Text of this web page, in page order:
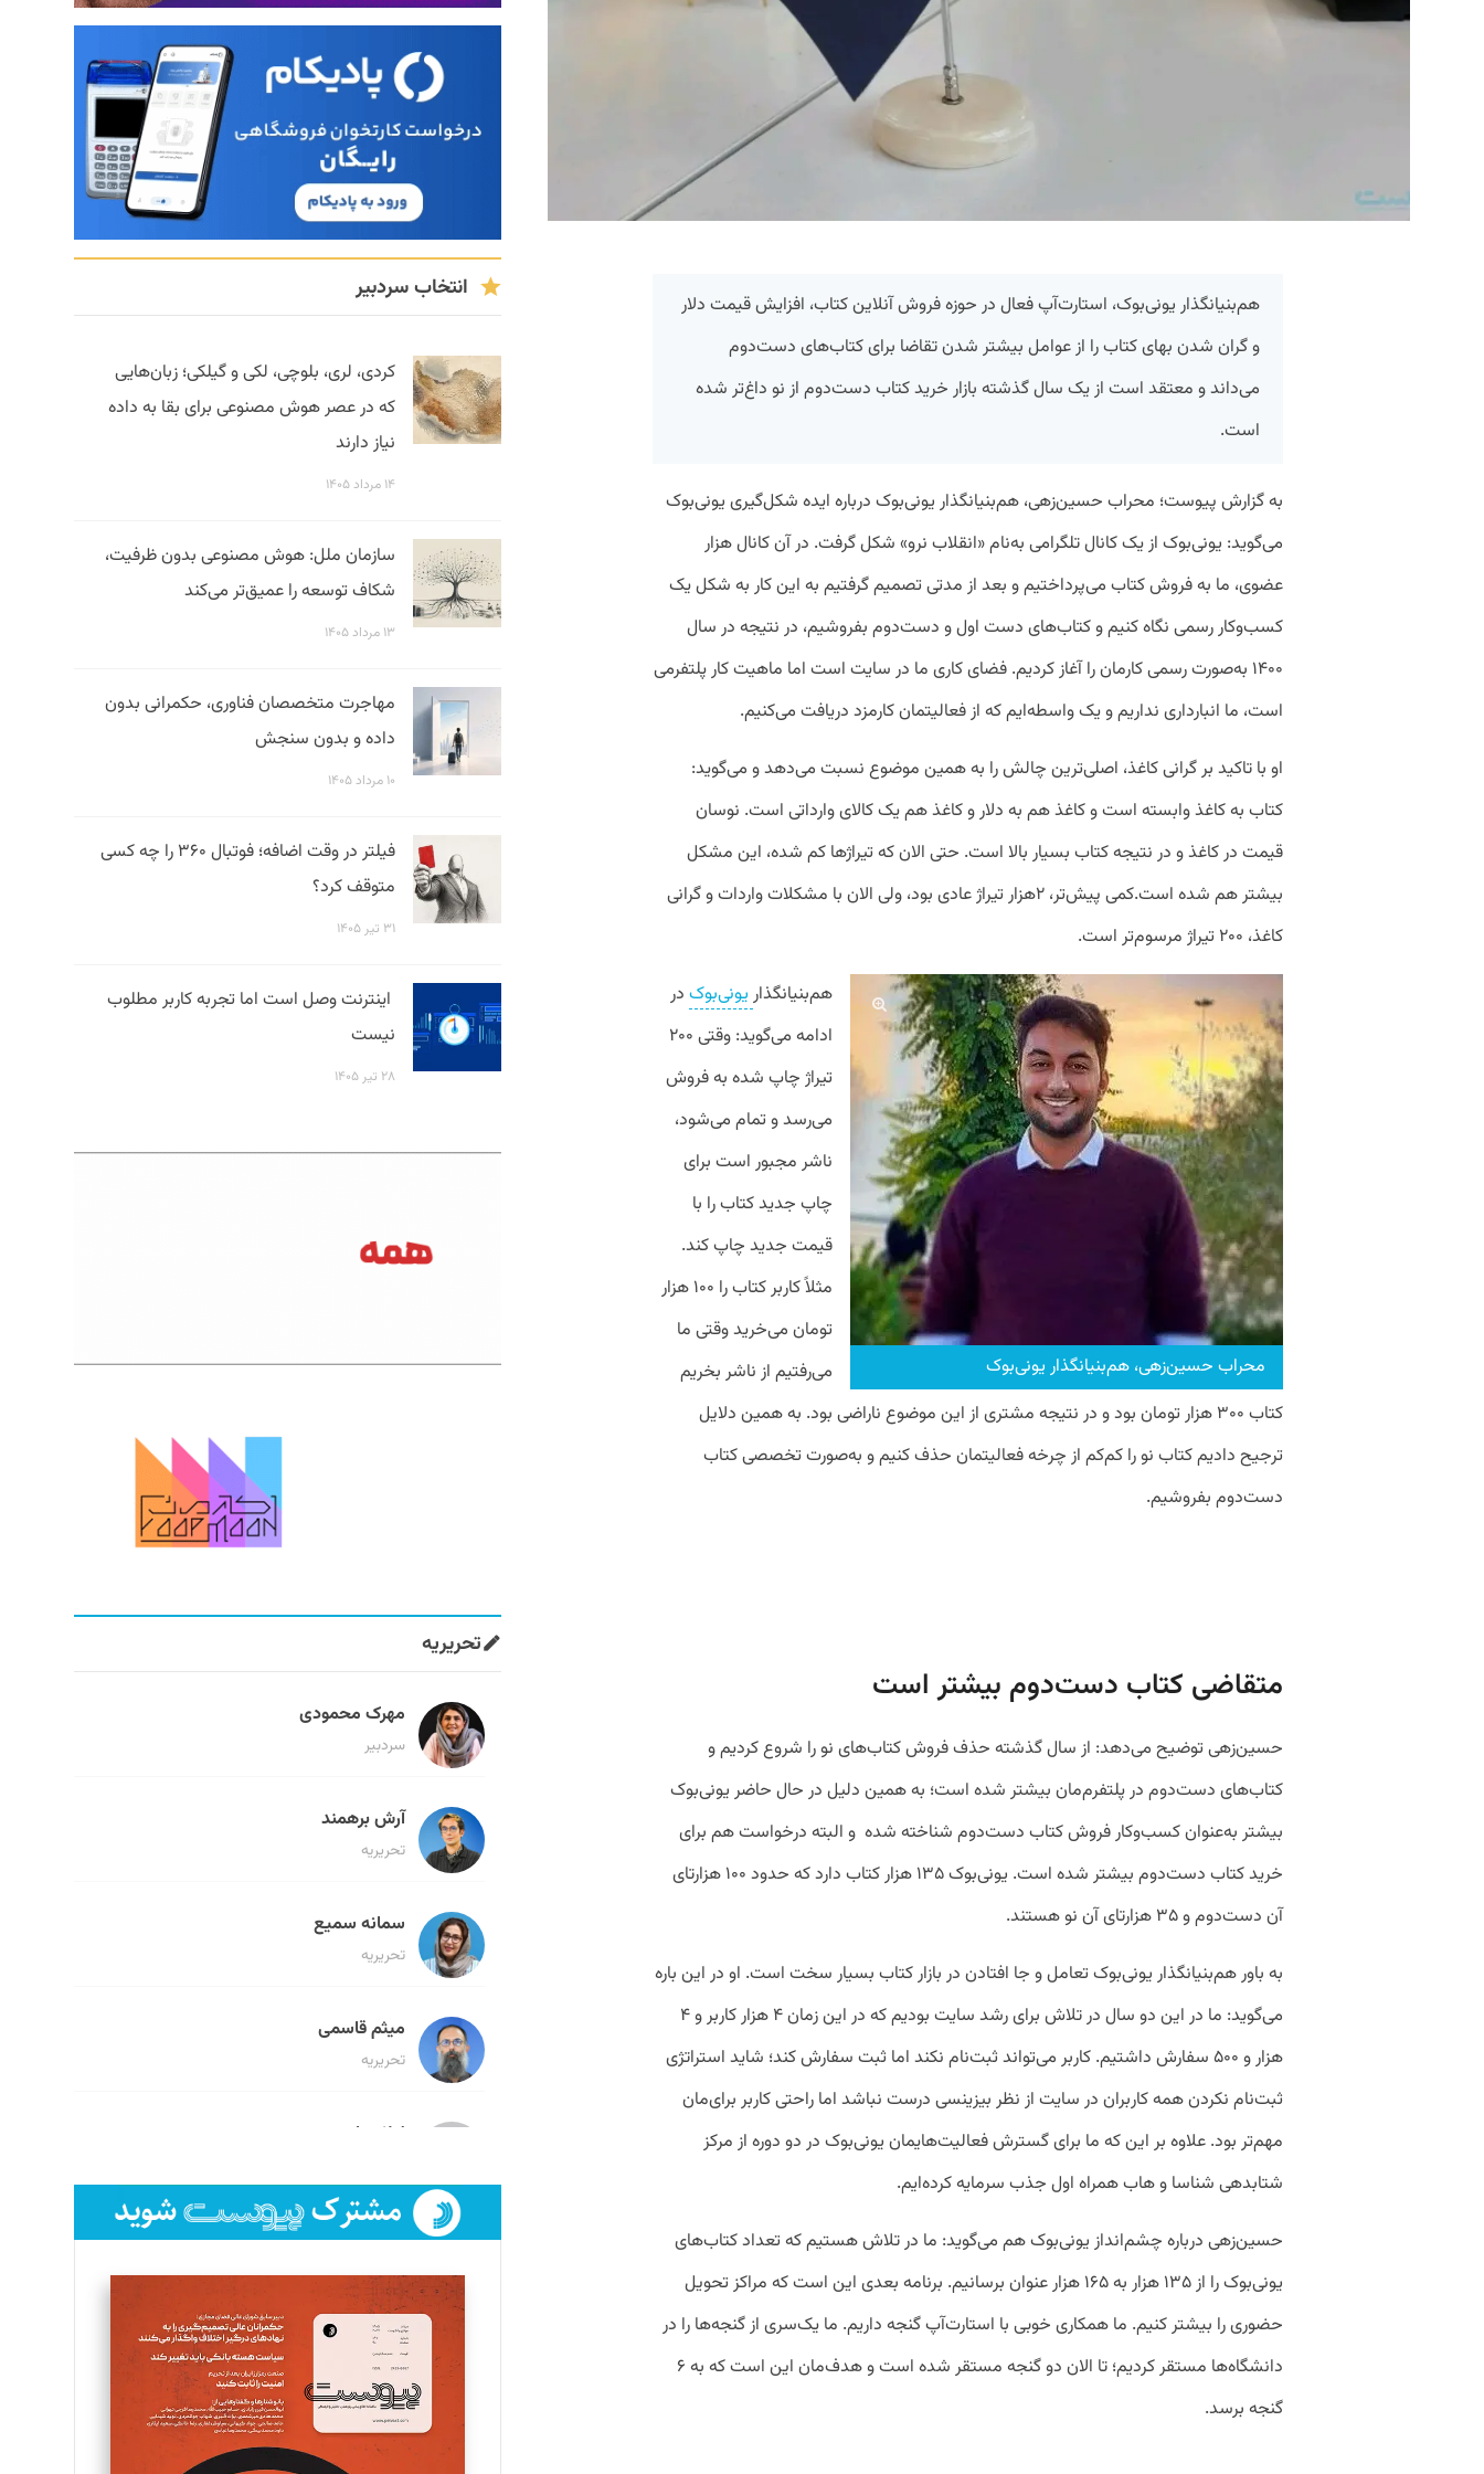
هم‌بنیانگذار یونی‌بوک، استارت‌آپ فعال در حوزه فروش آنلاین کتاب، افزایش قیمت دلار
و گران شدن بهای کتاب را از عوامل بیشتر شدن تقاضا برای کتاب‌های دست‌دوم
می‌داند و معتقد است از یک سال گذشته بازار خرید کتاب دست‌دوم از نو داغ‌تر شده
است.
به گزارش پیوست؛ محراب حسین‌زهی، هم‌بنیانگذار یونی‌بوک درباره ایده شکل‌گیری یونی‌بوک
می‌گوید: یونی‌بوک از یک کانال تلگرامی به‌نام «انقلاب نرو» شکل گرفت. در آن کانال هزار
عضوی، ما به فروش کتاب‌ می‌پرداختیم و بعد از مدتی تصمیم گرفتیم به این کار به شکل یک
کسب‌و‌کار رسمی نگاه کنیم و کتاب‌های دست اول و دست‌دوم بفروشیم، در نتیجه در سال
۱۴۰۰ به‌صورت رسمی کارمان را آغاز کردیم. فضای کاری ما در سایت است اما ماهیت کار پلتفرمی
است، ما انبارداری نداریم و یک واسطه‌ایم که از فعالیتمان کارمزد دریافت می‌کنیم.
او با تاکید بر گرانی کاغذ، اصلی‌ترین چالش را به همین موضوع نسبت می‌دهد و می‌گوید:
کتاب به کاغذ وابسته است و کاغذ هم به دلار و کاغذ هم یک کالای وارداتی است. نوسان
قیمت در کاغذ و در نتیجه کتاب بسیار بالا است. حتی الان که تیراژها کم شده‌، این مشکل
بیشتر هم شده است.کمی پیش‌تر، ۲هزار تیراژ عادی بود، ولی الان با مشکلات واردات و گرانی
کاغذ، ۲۰۰ تیراژ مرسوم‌تر است.
محراب حسین‌زهی، هم‌بنیانگذار یونی‌بوک
هم‌بنیانگذار یونی‌بوک در
ادامه می‌گوید: وقتی ۲۰۰
تیراژ چاپ شده به فروش
می‌رسد و تمام می‌شود،
ناشر مجبور است برای
چاپ جدید کتاب را با
قیمت جدید چاپ کند.
مثلاً کاربر کتاب را ۱۰۰ هزار
تومان می‌خرید وقتی ما
می‌رفتیم از ناشر بخریم
کتاب ۳۰۰ هزار تومان بود و در نتیجه مشتری از این موضوع ناراضی بود. به همین دلایل
ترجیح دادیم کتاب نو را کم‌‌کم از چرخه فعالیتمان حذف کنیم و به‌صورت تخصصی کتاب
دست‌دوم بفروشیم.
متقاضی کتاب دست‌دوم بیشتر است
حسین‌زهی توضیح می‌دهد: از سال گذشته حذف فروش کتاب‌های نو را شروع کردیم و
کتاب‌های دست‌دوم در پلتفرم‌مان بیشتر شده است؛ به همین دلیل در حال حاضر یونی‌بوک
بیشتر به‌عنوان کسب‌و‌کار فروش کتاب دست‌دوم شناخته شده و البته درخواست هم برای
خرید کتاب دست‌دوم بیشتر شده است. یونی‌بوک ۱۳۵ هزار کتاب دارد که حدود ۱۰۰ هزارتای
آن دست‌دوم و ۳۵ هزارتای آن نو هستند.
به باور هم‌بنیانگذار یونی‌بوک تعامل و جا افتادن در بازار کتاب بسیار سخت است. او در این باره
می‌گوید: ما در این دو سال در تلاش برای رشد سایت بودیم که در این زمان ۴ هزار کاربر و ۴
هزار و ۵۰۰ سفارش داشتیم. کاربر می‌تواند ثبت‌نام نکند اما ثبت سفارش کند؛ شاید استراتژی
ثبت‌نام نکردن همه کاربران در سایت از نظر بیزینسی درست نباشد اما راحتی کاربر برای‌مان
مهم‌تر بود. علاوه بر این که ما برای گسترش فعالیت‌هایمان یونی‌بوک در دو دوره از مرکز
شتابدهی شناسا و هاب همراه اول جذب سرمایه کرده‌ایم.
حسین‌زهی درباره چشم‌انداز یونی‌بوک هم می‌گوید: ما در تلاش هستیم که تعداد کتاب‌های
یونی‌بوک را از ۱۳۵ هزار به ۱۶۵ هزار عنوان برسانیم. برنامه بعدی این است که مراکز تحویل
حضوری را بیشتر کنیم. ما همکاری خوبی با استارت‌آپ گنجه داریم. ما یک‌سری از گنجه‌ها را در
دانشگاه‌ها مستقر کردیم؛ تا الان دو گنجه مستقر شده است و هدف‌مان این است که به ۶
گنجه برسد.
انتخاب سردبیر
کردی، لری، بلوچی، لکی و گیلکی؛ زبان‌هایی
که در عصر هوش مصنوعی برای بقا به داده
نیاز دارند
۱۴ مرداد ۱۴۰۵
سازمان ملل: هوش مصنوعی بدون ظرفیت،
شکاف توسعه را عمیق‌تر می‌کند
۱۳ مرداد ۱۴۰۵
مهاجرت متخصصان فناوری، حکمرانی بدون
داده و بدون سنجش
۱۰ مرداد ۱۴۰۵
فیلتر در وقت اضافه؛ فوتبال ۳۶۰ را چه کسی
متوقف کرد؟
۳۱ تیر ۱۴۰۵
اینترنت وصل است اما تجربه کاربر مطلوب
نیست
۲۸ تیر ۱۴۰۵
تحریریه
مهرک محمودی
سردبیر
آرش برهمند
تحریریه
سمانه سمیع
تحریریه
میثم قاسمی
تحریریه
لیلا حنارود
فائزه فتحی رستمی
تحریریه
سروش کرمیان
تحریریه
مینا پاکدل